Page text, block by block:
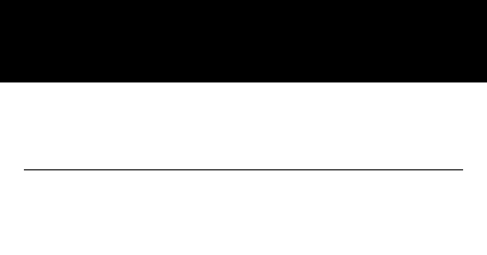
springen
springen